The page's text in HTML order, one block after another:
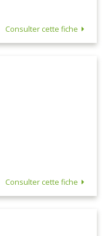
Consulter cette fiche
Consulter cette fiche